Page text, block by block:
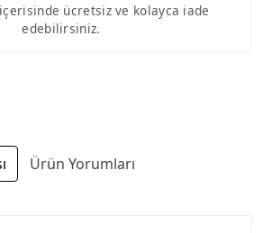
ücretsiz ve kolayca iade
edebilirsiniz.
Ürün Yorumları